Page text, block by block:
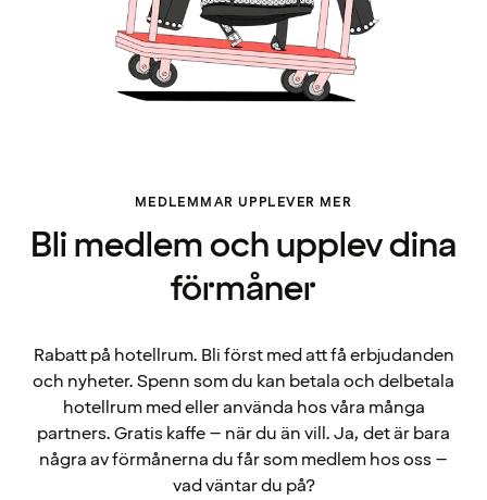
MEDLEMMAR UPPLEVER MER
Bli medlem och upplev dina
förmåner
Rabatt på hotellrum. Bli först med att få erbjudanden
och nyheter. Spenn som du kan betala och delbetala
hotellrum med eller använda hos våra många
partners. Gratis kaffe – när du än vill. Ja, det är bara
några av förmånerna du får som medlem hos oss –
vad väntar du på?